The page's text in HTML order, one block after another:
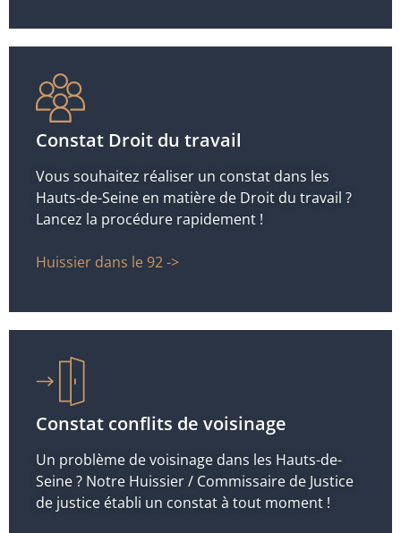
Constat Droit du travail
Vous souhaitez réaliser un constat dans les
Hauts-de-Seine en matière de Droit du travail ?
Lancez la procédure rapidement !
Huissier dans le 92 ->
Constat conflits de voisinage
Un problème de voisinage dans les Hauts-de-
Seine ? Notre Huissier / Commissaire de Justice
de justice établi un constat à tout moment !